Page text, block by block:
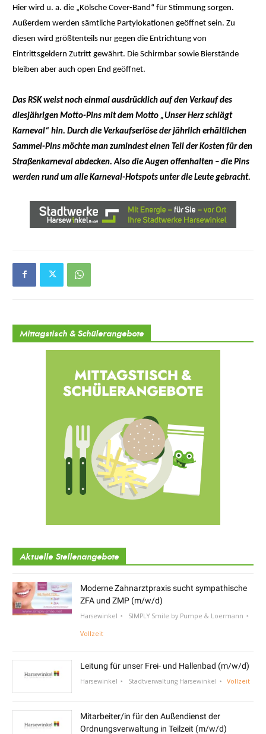
Hier wird u. a. die „Kölsche Cover-Band“ für Stimmung sorgen.
Außerdem werden sämtliche Partylokationen geöffnet sein. Zu
diesen wird größtenteils nur gegen die Entrichtung von
Eintrittsgeldern Zutritt gewährt. Die Schirmbar sowie Bierstände
bleiben aber auch open End geöffnet.
Das RSK weist noch einmal ausdrücklich auf den Verkauf des
diesjährigen Motto-Pins mit dem Motto „Unser Herz schlägt
Karneval“ hin. Durch die Verkaufserlöse der jährlich erhältlichen
Sammel-Pins möchte man zumindest einen Teil der Kosten für den
Straßenkarneval abdecken. Also die Augen offenhalten – die Pins
werden rund um alle Karneval-Hotspots unter die Leute gebracht.
Mittagstisch & Schülerangebote
Aktuelle Stellenangebote
Moderne Zahnarztpraxis sucht sympathische
ZFA und ZMP (m/w/d)
Harsewinkel SIMPLY Smile by Pumpe & Loermann
Vollzeit
Leitung für unser Frei- und Hallenbad (m/w/d)
Harsewinkel Stadtverwaltung Harsewinkel Vollzeit
Mitarbeiter/in für den Außendienst der
Ordnungsverwaltung in Teilzeit (m/w/d)